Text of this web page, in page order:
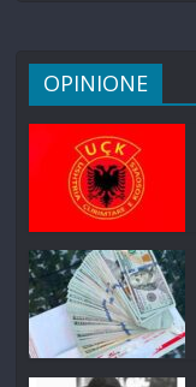
OPINIONE